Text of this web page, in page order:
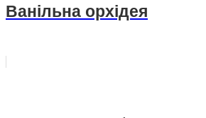
Ванільна орхідея